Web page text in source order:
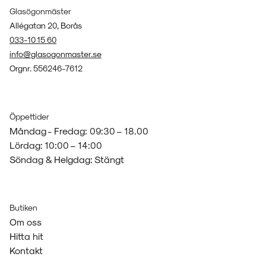
Glasögonmäster
Allégatan 20, Borås
033-10 15 60
info@glasogonmaster.se
Orgnr. 556246-7612
Öppettider
Måndag - Fredag: 09:30 – 18.00
Lördag: 10:00 – 14:00
Söndag & Helgdag: Stängt
Butiken
Om oss
Hitta hit
Kontakt